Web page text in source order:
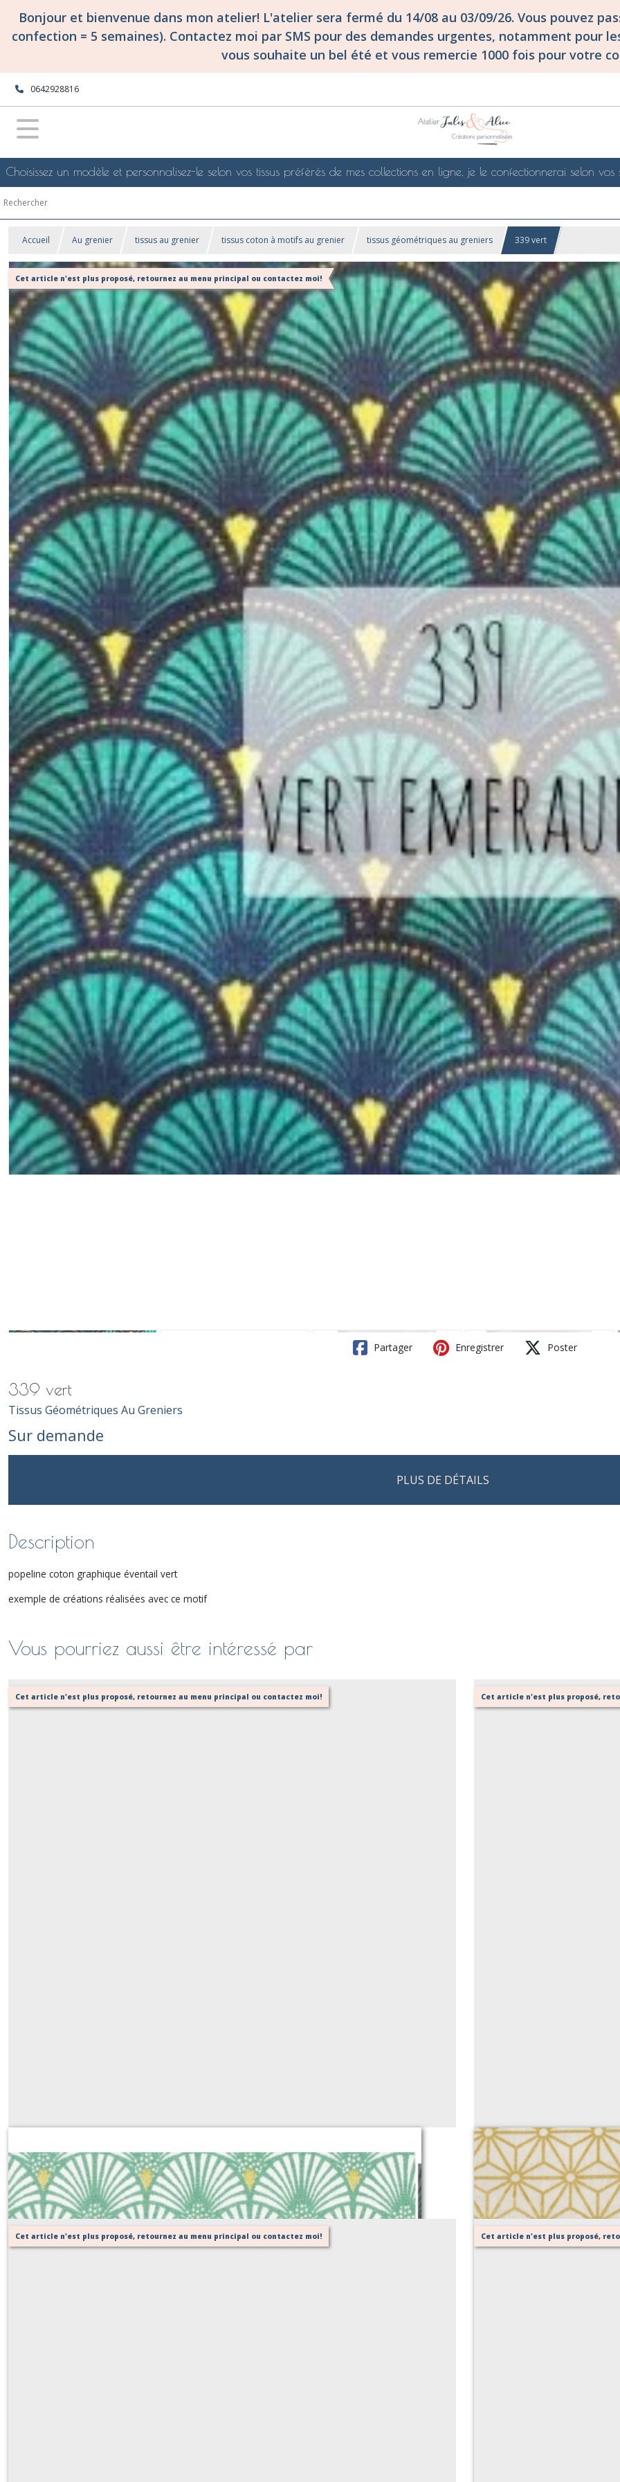
Bonjour et bienvenue dans mon atelier! L'atelier sera fermé du 14/08 au 03/09/26. Vous pouvez
confection = 5 semaines). Contactez moi par SMS pour des demandes urgentes, notamment pour
vous souhaite un bel été et vous remercie 1000 fois pour votre
0642928816
Choisissez un modèle et personnalisez-le selon vos tissus préférés de mes collections en ligne, je le confectionnerai selon vos
Accueil Au grenier tissus au grenier tissus coton à motifs au grenier tissus géométriques au greniers 339 vert
Cet article n'est plus proposé, retournez au menu principal ou contactez moi!
Partager Enregistrer Poster
339 vert
Tissus Géométriques Au Greniers
Sur demande
PLUS DE DÉTAILS
Description
popeline coton graphique éventail vert
exemple de créations réalisées avec ce motif
Vous pourriez aussi être intéressé par
Cet article n'est plus proposé, retournez au menu principal ou contactez moi!
Sur demande
Cet article n'est plus proposé,
Cet article n'est plus proposé, retournez au menu principal ou contactez moi! Cet article n'est plus proposé,